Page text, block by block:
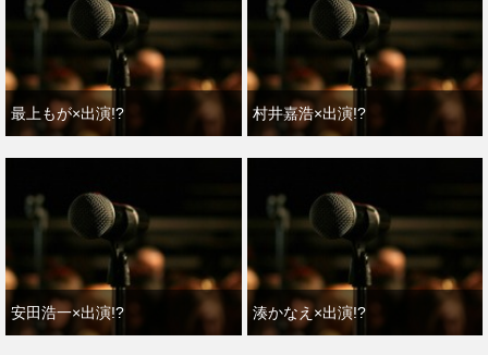
最上もが×出演!? 村井嘉浩×出演!?
安田浩一×出演!? 湊かなえ×出演!?